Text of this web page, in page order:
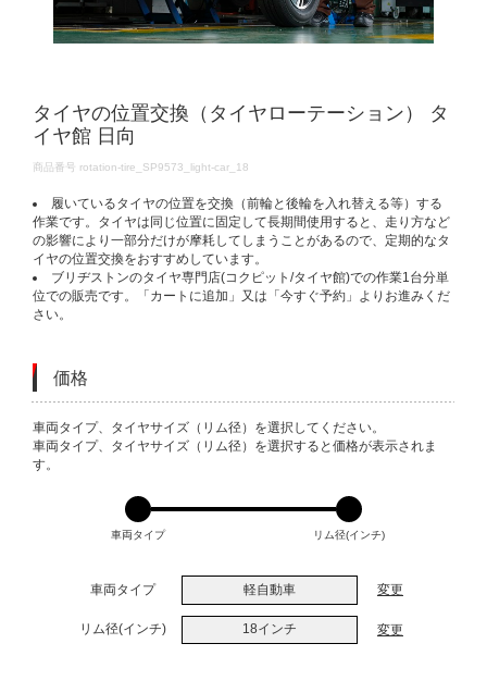
タイヤの位置交換（タイヤローテーション） タ
イヤ館 日向
DETAILS
商品番号 rotation-tire_SP9573_light-car_18
履いているタイヤの位置を交換（前輪と後輪を入れ替える等）する
作業です。タイヤは同じ位置に固定して長期間使用すると、走り方など
の影響により一部分だけが摩耗してしまうことがあるので、定期的なタ
イヤの位置交換をおすすめしています。
ブリヂストンのタイヤ専門店(コクピット/タイヤ館)での作業1台分単
位での販売です。「カートに追加」又は「今すぐ予約」よりお進みくだ
さい。
価格
VARIATIONS
車両タイプ、タイヤサイズ（リム径）を選択してください。
車両タイプ、タイヤサイズ（リム径）を選択すると価格が表示されま
す。
車両タイプ リム径(インチ)
車両タイプ 軽自動車 変更
リム径(インチ) 18インチ 変更